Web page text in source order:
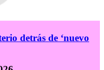
detrás de ‘nuevo